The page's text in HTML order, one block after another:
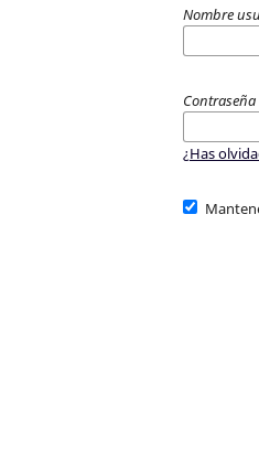
Nombre
Contraseña
¿Has